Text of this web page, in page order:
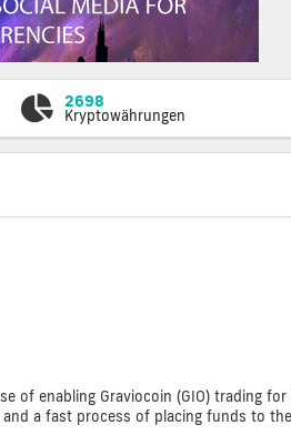
2698
Kryptowährungen
of enabling Graviocoin (GIO) trading
and a fast process of placing funds to